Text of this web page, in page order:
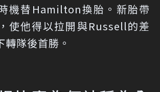
機替Hamilton換胎。新胎帶
使他得以拉開與Russell的差
轉隊後首勝。